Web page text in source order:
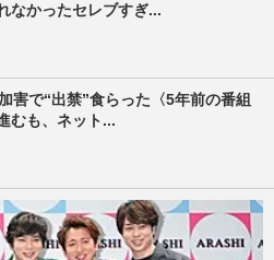
なかったセレブすぎ...
害で“出禁”食らった〈5年前の番組
むも、ネット...